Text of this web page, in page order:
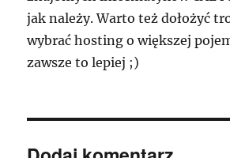
jak należy. Warto też dołożyć
wybrać hosting o większej
zawsze to lepiej ;)